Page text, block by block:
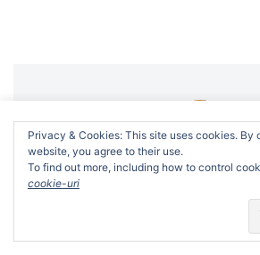
De Raluca
Vezi toate articolele lui
We use cookies on our website to
relevant experience by remembering
and repeat visits. By clicking
use of ALL the cookies.
Privacy & Cookies: This site uses cookies. By
website, you agree to their use.
To find out more, including how to control
cookie-uri